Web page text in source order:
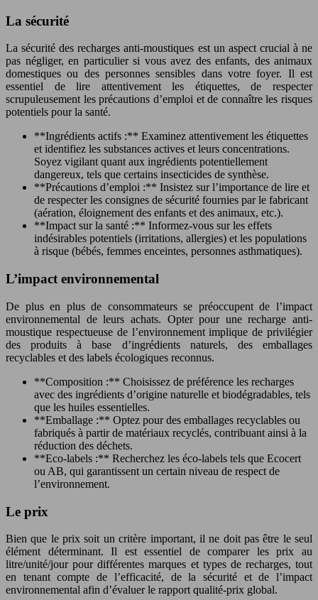
La sécurité
La sécurité des recharges anti-moustiques est un aspect crucial à ne
pas négliger, en particulier si vous avez des enfants, des animaux
domestiques ou des personnes sensibles dans votre foyer. Il est
essentiel de lire attentivement les étiquettes, de respecter
scrupuleusement les précautions d’emploi et de connaître les risques
potentiels pour la santé.
**Ingrédients actifs :** Examinez attentivement les étiquettes
et identifiez les substances actives et leurs concentrations.
Soyez vigilant quant aux ingrédients potentiellement
dangereux, tels que certains insecticides de synthèse.
**Précautions d’emploi :** Insistez sur l’importance de lire et
de respecter les consignes de sécurité fournies par le fabricant
(aération, éloignement des enfants et des animaux, etc.).
**Impact sur la santé :** Informez-vous sur les effets
indésirables potentiels (irritations, allergies) et les populations
à risque (bébés, femmes enceintes, personnes asthmatiques).
L’impact environnemental
De plus en plus de consommateurs se préoccupent de l’impact
environnemental de leurs achats. Opter pour une recharge anti-
moustique respectueuse de l’environnement implique de privilégier
des produits à base d’ingrédients naturels, des emballages
recyclables et des labels écologiques reconnus.
**Composition :** Choisissez de préférence les recharges
avec des ingrédients d’origine naturelle et biodégradables, tels
que les huiles essentielles.
**Emballage :** Optez pour des emballages recyclables ou
fabriqués à partir de matériaux recyclés, contribuant ainsi à la
réduction des déchets.
**Eco-labels :** Recherchez les éco-labels tels que Ecocert
ou AB, qui garantissent un certain niveau de respect de
l’environnement.
Le prix
Bien que le prix soit un critère important, il ne doit pas être le seul
élément déterminant. Il est essentiel de comparer les prix au
litre/unité/jour pour différentes marques et types de recharges, tout
en tenant compte de l’efficacité, de la sécurité et de l’impact
environnemental afin d’évaluer le rapport qualité-prix global.